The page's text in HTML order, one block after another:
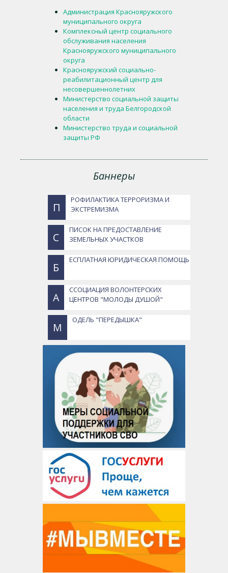
Администрация Краснояружского
муниципального округа
Комплексный центр социального
обслуживания населения
Краснояружского муниципального
округа
Краснояружский социально-
реабилитационный центр для
несовершеннолетних
Министерство социальной защиты
населения и труда Белгородской
области
Министерство труда и социальной
защиты РФ
Баннеры
П
РОФИЛАКТИКА ТЕРРОРИЗМА И
ЭКСТРЕМИЗМА
С
ПИСОК НА ПРЕДОСТАВЛЕНИЕ
ЗЕМЕЛЬНЫХ УЧАСТКОВ
Б
ЕСПЛАТНАЯ ЮРИДИЧЕСКАЯ ПОМОЩЬ
А
ССОЦИАЦИЯ ВОЛОНТЕРСКИХ
ЦЕНТРОВ "МОЛОДЫ ДУШОЙ"
М
ОДЕЛЬ "ПЕРЕДЫШКА"